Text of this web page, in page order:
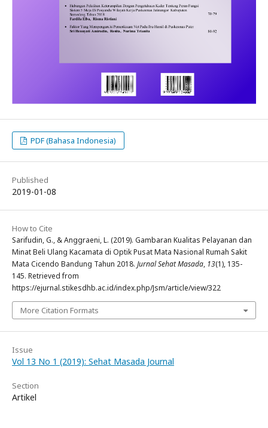
PDF (Bahasa Indonesia)
Published
2019-01-08
How to Cite
Sarifudin, G., & Anggraeni, L. (2019). Gambaran Kualitas Pelayanan dan
Minat Beli Ulang Kacamata di Optik Pusat Mata Nasional Rumah Sakit
Mata Cicendo Bandung Tahun 2018. Jurnal Sehat Masada, 13(1), 135-
145. Retrieved from
https://ejurnal.stikesdhb.ac.id/index.php/Jsm/article/view/322
More Citation Formats
Issue
Vol 13 No 1 (2019): Sehat Masada Journal
Section
Artikel